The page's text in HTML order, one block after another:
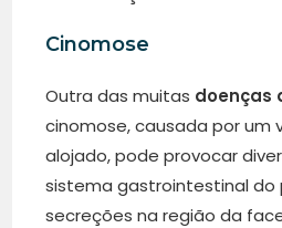
Cinomose
Outra das muitas doenças
cinomose, causada por um
alojado, pode provocar
sistema gastrointestinal do
secreções na região da